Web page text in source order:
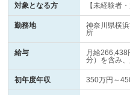
対象となる方 【未経験者
勤務地
神奈川県横
所
給与
月給
分）を含み
初年度年収 350万円～